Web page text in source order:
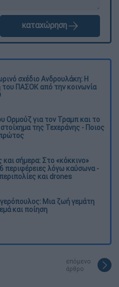
καταχώρηση
σχέδιο Ανδρουλάκη: Η
του ΠΑΣΟΚ από την κοινωνία
Ορμούζ για τον Τραμπ και το
στοίχημα της Τεχεράνης - Ποιος
και σήμερα: Στο «κόκκινο»
περιφέρειες λόγω καύσωνα -
και drones
Μια ζωή γεμάτη
και ποίηση
επόμενο
άρθρο